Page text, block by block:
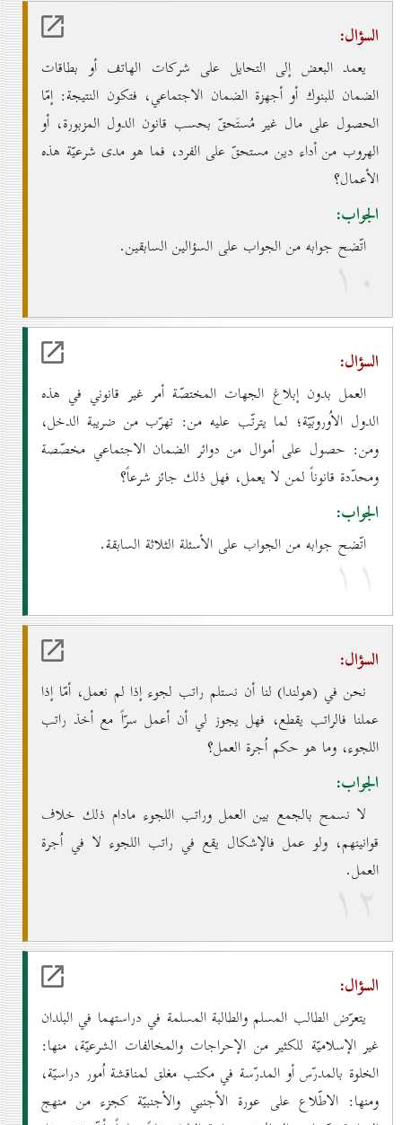
السؤال:
يعمد البعض إلى التحايل على شركات الهاتف أو بطاقات
الضمان للبنوك أو أجهزة الضمان الاجتماعي، فتكون النتيجة: إمّا
الحصول على مال غير مُستَحقّ بحسب قانون الدول المزبورة، أو
الهروب من أداء دين مستحقّ على الفرد، فما هو مدى شرعيّة هذه
الأعمال؟
الجواب:
اتّضح جوابه من الجواب على السؤالين السابقين.
۱٠
السؤال:
العمل بدون إبلاغ الجهات المختصّة أمر غير قانوني في هذه
الدول الاُوروبّيّة؛ لما يترتّب عليه من: تهرّب من ضريبة الدخل،
ومن: حصول على أموال من دوائر الضمان الاجتماعي مخصّصة
ومحدّدة قانوناً لمن لا يعمل، فهل ذلك جائز شرعاً؟
الجواب:
اتّضح جوابه من الجواب على الأسئلة الثلاثة السابقة.
۱۱
السؤال:
نحن في (هولندا) لنا أن نستلم راتب لجوء إذا لم نعمل، أمّا إذا
عملنا فالراتب يقطع، فهل يجوز لي أن أعمل سرّاً مع أخذ راتب
اللجوء، وما هو حكم اُجرة العمل؟
الجواب:
لا نسمح بالجمع بين العمل وراتب اللجوء مادام ذلك خلاف
قوانينهم، ولو عمل فالإشكال يقع في راتب اللجوء لا في اُجرة
العمل.
۱۲
السؤال:
يتعرّض الطالب المسلم والطالبة المسلمة في دراستهما في البلدان
غير الإسلاميّة للكثير من الإحراجات والمخالفات الشرعيّة، منها:
الخلوة بالمدرّس أو المدرّسة في مكتب مغلق لمناقشة اُمور دراسيّة،
ومنها: الاطّلاع على عورة الأجنبي والأجنبيّة كجزء من منهج